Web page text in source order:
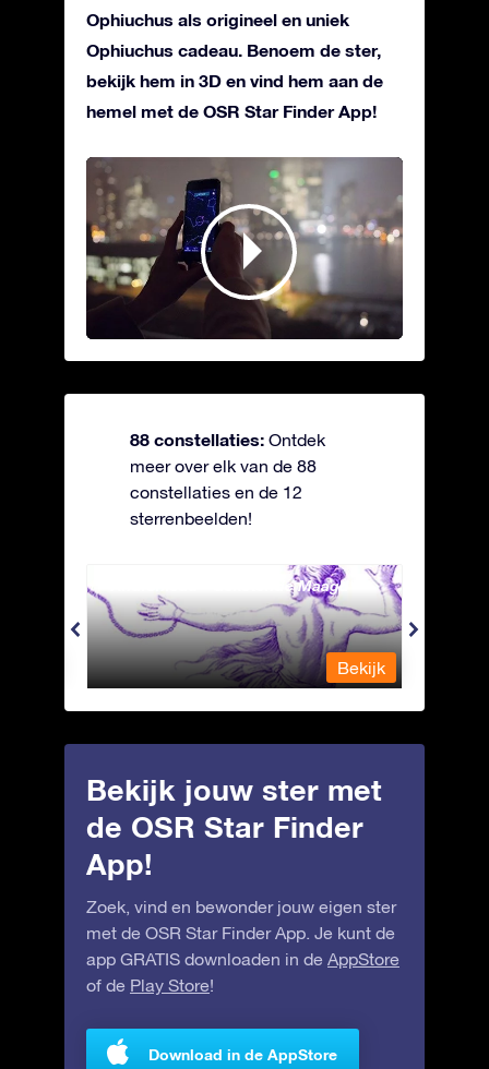
Ophiuchus als origineel en uniek
Ophiuchus cadeau. Benoem de ster,
bekijk hem in 3D en vind hem aan de
hemel met de OSR Star Finder App!
88 constellaties: Ontdek
meer over elk van de 88
constellaties en de 12
sterrenbeelden!
Andromeda - Geketende Maagd
Bekijk
Bekijk jouw ster met
de OSR Star Finder
App!
Zoek, vind en bewonder jouw eigen ster
met de OSR Star Finder App. Je kunt de
app GRATIS downloaden in de AppStore
of de Play Store!
Download in de AppStore